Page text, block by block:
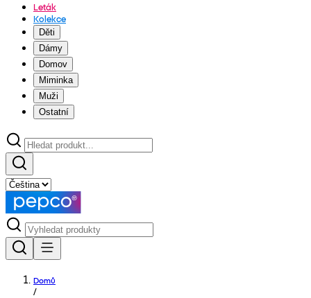
Leták
Kolekce
Děti
Dámy
Domov
Miminka
Muži
Ostatní
Domů
/